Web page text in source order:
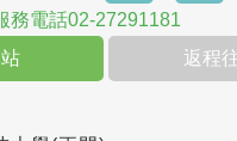
務電話02-27291181
返程